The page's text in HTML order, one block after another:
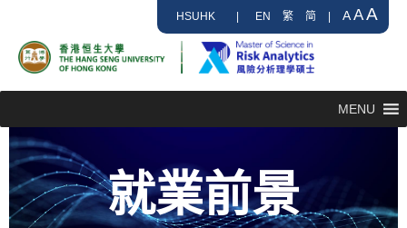
HSUHK EN 繁 简 AAA
MENU
就業前景